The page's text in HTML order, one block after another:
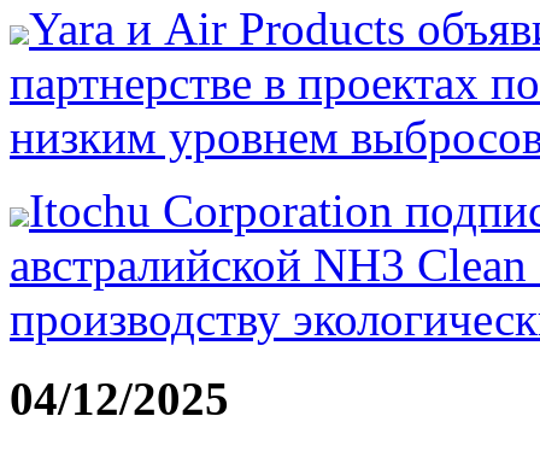
Yara и Air Products
партнерстве в проектах
низким уровнем
Itochu Corporation
австралийской NH3
производству
04/12/2025